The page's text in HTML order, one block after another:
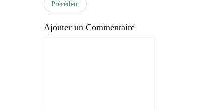
Précédent
Ajouter un Commentaire